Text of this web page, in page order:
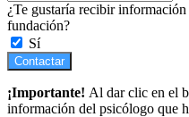
¿Te gustaría recibir
fundación?
Sí
Contactar
¡Importante! Al dar clic en el
información del psicólogo que